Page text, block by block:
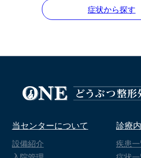
症状から探す
当センターについて
設備紹介
診療
疾患